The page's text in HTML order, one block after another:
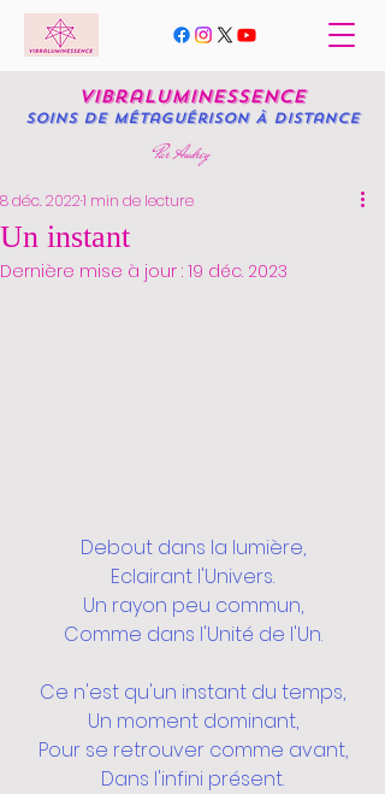
Vibraluminessence
Soins demétaguérison À distance
Par Audrey
Un instant
8 déc. 20221 min de lecture
Dernière mise à jour : 19 déc. 2023
Debout dans la lumière,
Eclairant l'Univers.
Un rayon peu commun,
Comme dans l'Unité de l'Un.
Ce n'est qu'un instant du temps,
Un moment dominant,
Pour se retrouver comme avant,
Dans l'infini présent.